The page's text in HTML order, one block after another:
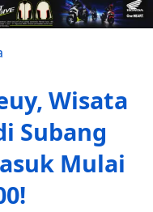
Wisata
Subang
Mulai